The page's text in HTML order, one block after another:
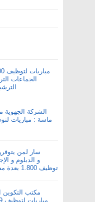
الجماعات
الترشيح
الشركة
سار لمن
توظيف 1.800 بعدة مصالح و إدارات عمومية
مكتب التكوين